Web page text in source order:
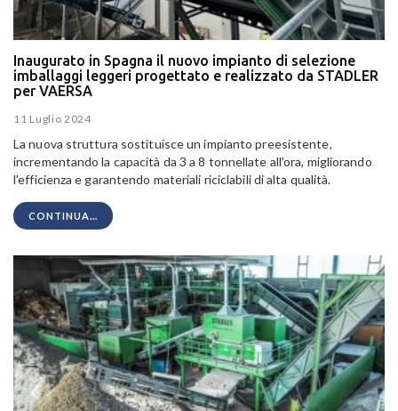
Inaugurato in Spagna il nuovo impianto di selezione
imballaggi leggeri progettato e realizzato da STADLER
per VAERSA
11 Luglio 2024
La nuova struttura sostituisce un impianto preesistente,
incrementando la capacità da 3 a 8 tonnellate all'ora, migliorando
l'efficienza e garantendo materiali riciclabili di alta qualità.
CONTINUA...